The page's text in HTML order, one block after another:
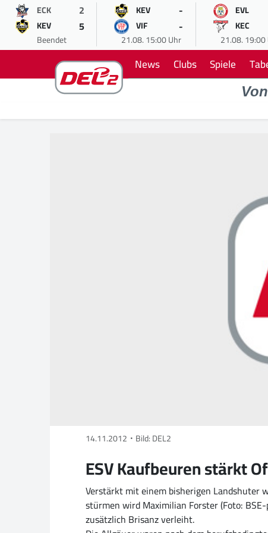
ECK 2
KEV 5
Beendet
KEV -
VIF -
21.08. 15:00 Uhr
EVL
KEC
21.08.
News Clubs Spiele
Von
14.11.2012 Bild: DEL2
ESV Kaufbeuren stärkt
Verstärkt mit einem bisherigen Landshuter
stürmen wird Maximilian Forster (Foto:
zusätzlich Brisanz verleiht.